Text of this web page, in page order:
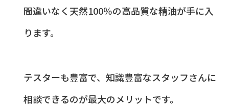
間違いなく天然100％の高品質な精油が手に入
ります。
テスターも豊富で、知識豊富なスタッフさんに
相談できるのが最大のメリットです。